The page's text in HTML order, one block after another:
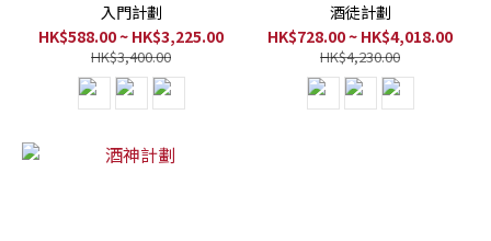
入門計劃
HK$588.00 ~ HK$3,225.00
HK$3,400.00
酒徒計劃
HK$728.00 ~ HK$4,018.00
HK$4,230.00